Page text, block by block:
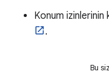
Konum izinlerinin
.
Bu